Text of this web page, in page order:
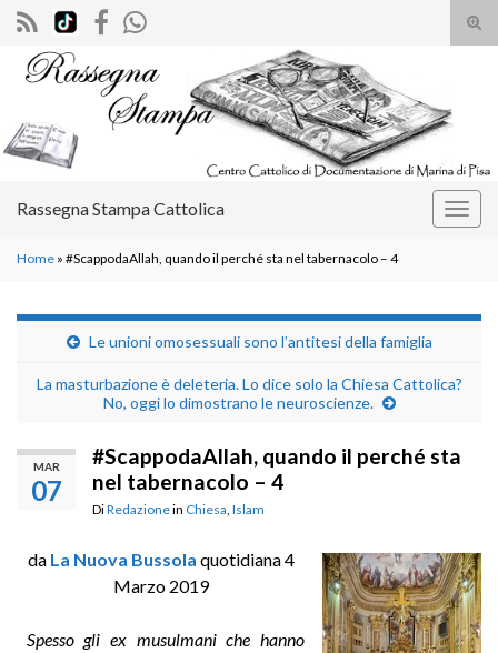
il
Search for:
Rassegna Stampa Cattolica
Home » #ScappodaAllah, quando il perché sta nel tabernacolo – 4
Le unioni omosessuali sono l’antitesi della famiglia
La masturbazione è deleteria. Lo dice solo la Chiesa Cattolica?
No, oggi lo dimostrano le neuroscienze.
MAR
07
#ScappodaAllah, quando il perché sta
nel tabernacolo – 4
DiRedazionein Chiesa Islam
da La Nuova Bussola quotidiana 4
Marzo 2019
Spesso gli ex musulmani che hanno